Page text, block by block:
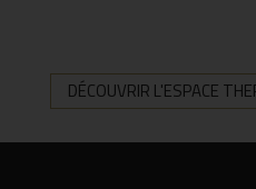
DÉCOUVRIR L'ESPACE